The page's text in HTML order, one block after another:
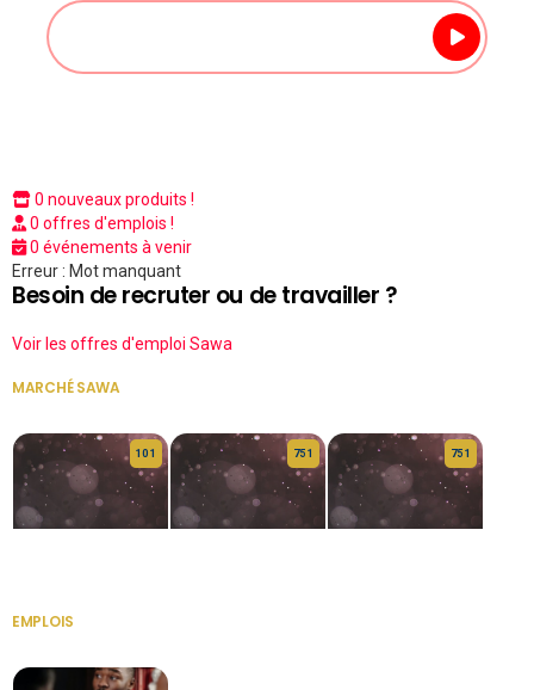
0 nouveaux produits !
0 offres d'emplois !
0 événements à venir
Erreur : Mot manquant
Besoin de recruter ou de travailler ?
Voir les offres d'emploi Sawa
MARCHÉ SAWA
10 1 75 1 75 1
EMPLOIS